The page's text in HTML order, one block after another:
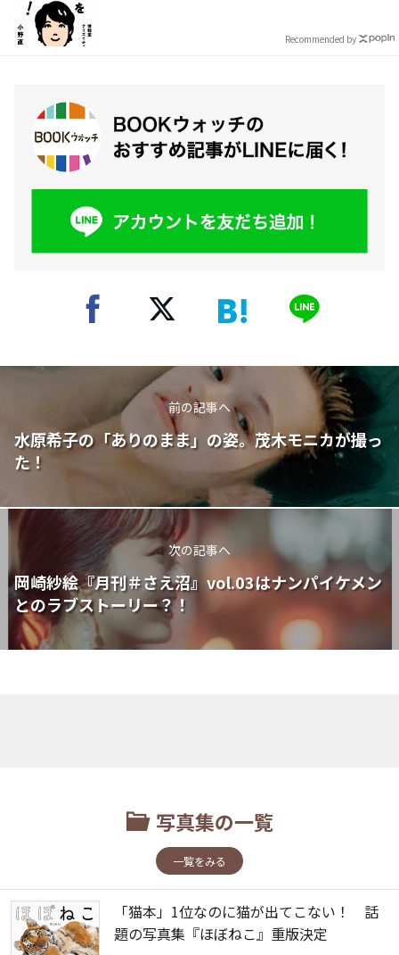
Recommended by
前の記事へ
水原希子の「ありのまま」の姿。茂木モニカが撮っ
た！
次の記事へ
岡崎紗絵『月刊＃さえ沼』vol.03はナンパイケメン
とのラブストーリー？！
写真集の一覧
一覧をみる
「猫本」1位なのに猫が出てこない！ 話
題の写真集『ほぼねこ』重版決定